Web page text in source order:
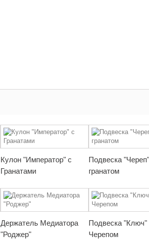
Кулон "Император" с
Гранатами
Подвеска
гранатом
Держатель Медиатора
"Роджер"
Подвеска "Ключ"
Черепом